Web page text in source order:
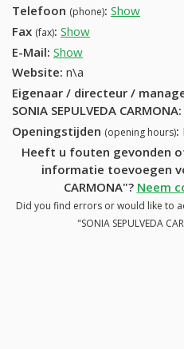
Telefoon (phone): Show
Fax (fax): Show
E-Mail: Show
Website: n\a
Eigenaar / directeur /
SONIA SEPULVEDA CARMONA:
Openingstijden (opening hours):
Heeft u fouten gevonden
informatie toevoegen
CARMONA"? Neem
Did you find errors or would like to
"SONIA SEPULVEDA